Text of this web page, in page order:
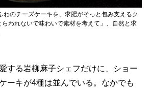
わのチーズケーキを、求肥がそっと包み支えるク
われないで味わいで素材を考えて」、自然と求
する岩柳麻子シェフだけに、ショー
ーキが4種は並んでいる。なかでも